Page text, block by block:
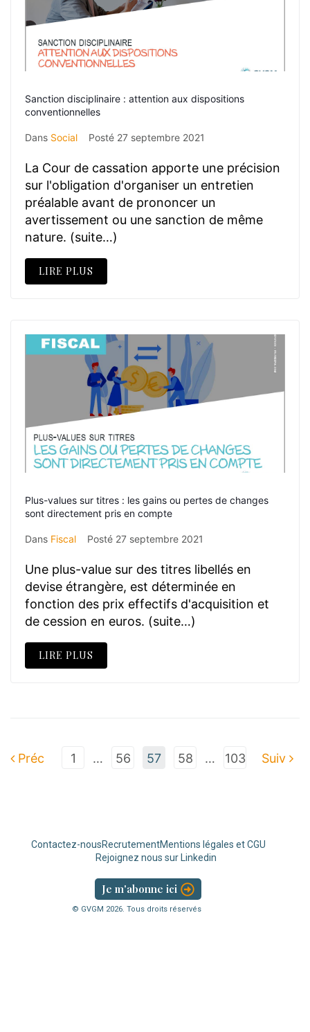
Sanction disciplinaire : attention aux dispositions
conventionnelles
Dans Social Posté 27 septembre 2021
La Cour de cassation apporte une précision
sur l'obligation d'organiser un entretien
préalable avant de prononcer un
avertissement ou une sanction de même
nature. (suite…)
LIRE PLUS
Plus-values sur titres : les gains ou pertes de changes
sont directement pris en compte
Dans Fiscal Posté 27 septembre 2021
Une plus-value sur des titres libellés en
devise étrangère, est déterminée en
fonction des prix effectifs d'acquisition et
de cession en euros. (suite…)
LIRE PLUS
Préc 1 … 56 57 58 … 103 Suiv
Contactez-nousRecrutementMentions légales et CGU
Rejoignez nous sur Linkedin
Je m'abonne ici
© GVGM 2026. Tous droits réservés